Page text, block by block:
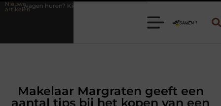
Nieuwe
artikelende juiste aanhanger voor jouw klus
Makelaar Margraten geeft een
aantal tips bij het kopen van een